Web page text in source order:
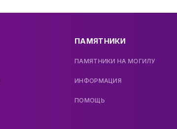
ПАМЯТНИКИ
ПАМЯТНИКИ НА МОГИЛУ
ИНФОРМАЦИЯ
ПОМОЩЬ